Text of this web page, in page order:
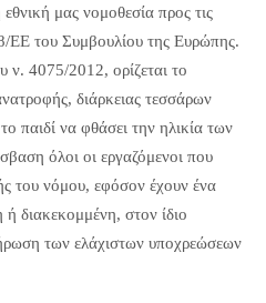
μας νομοθεσία προς τις
ΕΕ του Συμβουλίου της Ευρώπης.
ν. 4075/2012, ορίζεται το
διάρκειας τεσσάρων
παιδί να φθάσει την ηλικία των
όλοι οι εργαζόμενοι που
του νόμου, εφόσον έχουν ένα
διακεκομμένη, στον ίδιο
των ελάχιστων υποχρεώσεων